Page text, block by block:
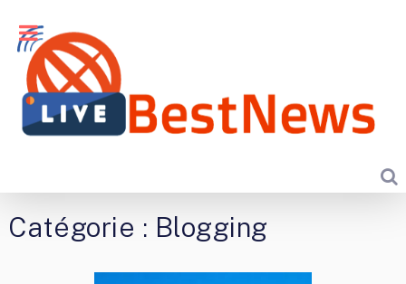
Catégorie : Blogging